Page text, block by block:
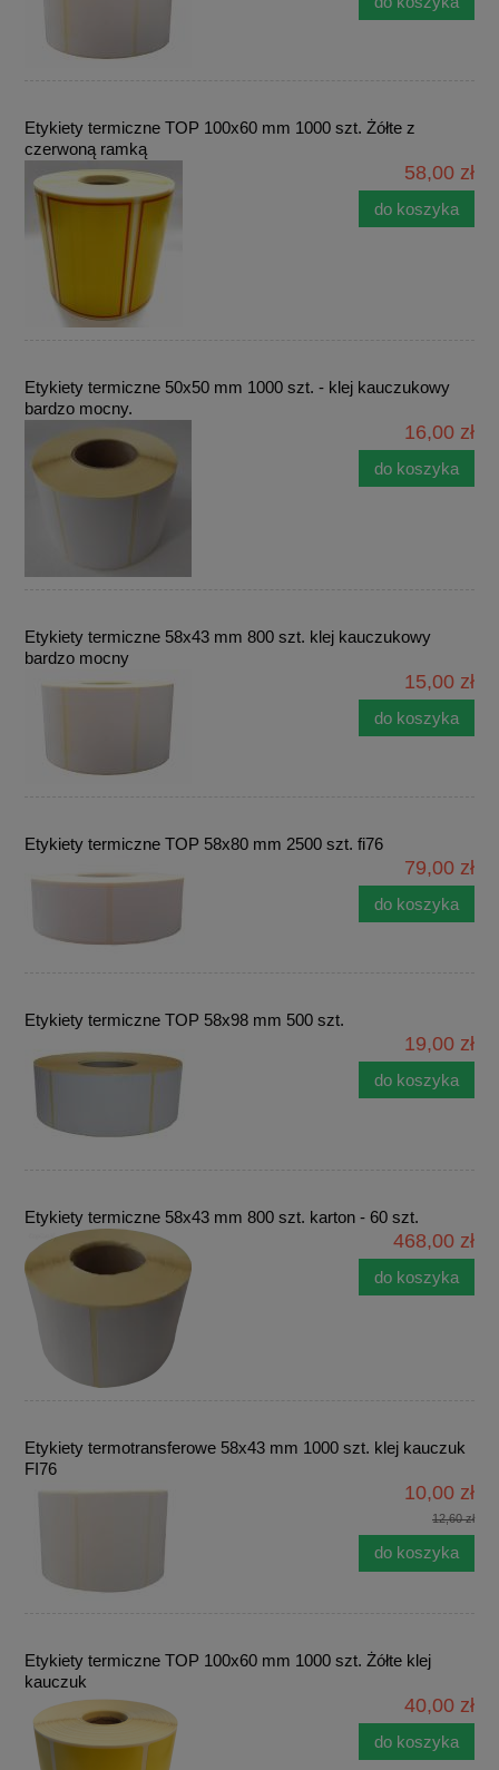
Etykiety termiczne TOP 100x60 mm 1000 szt. Żółte z
czerwoną ramką
58,00 zł
do koszyka
Etykiety termiczne 50x50 mm 1000 szt. - klej kauczukowy
bardzo mocny.
16,00 zł
do koszyka
Etykiety termiczne 58x43 mm 800 szt. klej kauczukowy
bardzo mocny
15,00 zł
do koszyka
Etykiety termiczne TOP 58x80 mm 2500 szt. fi76
79,00 zł
do koszyka
Etykiety termiczne TOP 58x98 mm 500 szt.
19,00 zł
do koszyka
Etykiety termiczne 58x43 mm 800 szt. karton - 60 szt.
468,00 zł
do koszyka
Etykiety termotransferowe 58x43 mm 1000 szt. klej kauczuk
FI76
10,00 zł
12,60 zł
do koszyka
Etykiety termiczne TOP 100x60 mm 1000 szt. Żółte klej
kauczuk
40,00 zł
do koszyka